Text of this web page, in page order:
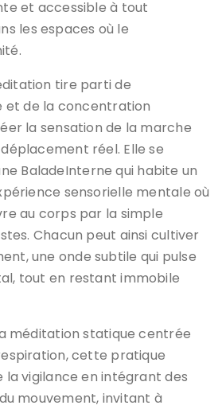
et accessible à tout
les espaces où le
tire parti de
et de la concentration
la sensation de la marche
réel. Elle se
BaladeInterne qui habite un
sensorielle mentale où
au corps par la simple
Chacun peut ainsi cultiver
une onde subtile qui pulse
tout en restant immobile
méditation statique centrée
cette pratique
vigilance en intégrant des
mouvement, invitant à